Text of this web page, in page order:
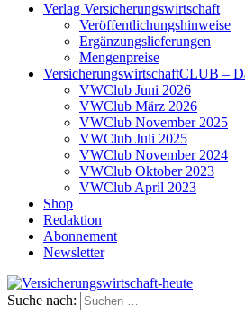
Verlag Versicherungswirtschaft
Veröffentlichungshinweise
Ergänzungslieferungen
Mengenpreise
VersicherungswirtschaftCLUB –
VWClub Juni 2026
VWClub März 2026
VWClub November 2025
VWClub Juli 2025
VWClub November 2024
VWClub Oktober 2023
VWClub April 2023
Shop
Redaktion
Abonnement
Newsletter
Versicherungswirtschaft-heute
Suche nach: